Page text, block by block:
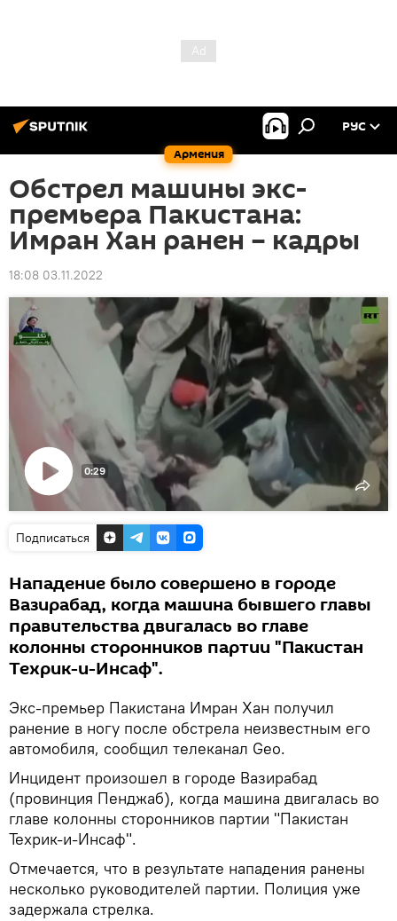
Армения
РУС
Обстрел машины экс-
премьера Пакистана:
Имран Хан ранен – кадры
18:08 03.11.2022
Воспроизвести
0:29
Подписаться
Нападение было совершено в городе
Вазирабад, когда машина бывшего главы
правительства двигалась во главе
колонны сторонников партии "Пакистан
Техрик-и-Инсаф".
Экс-премьер Пакистана Имран Хан получил
ранение в ногу после обстрела неизвестным его
автомобиля, сообщил телеканал Geo.
Инцидент произошел в городе Вазирабад
(провинция Пенджаб), когда машина двигалась во
главе колонны сторонников партии "Пакистан
Техрик-и-Инсаф".
Отмечается, что в результате нападения ранены
несколько руководителей партии. Полиция уже
задержала стрелка.